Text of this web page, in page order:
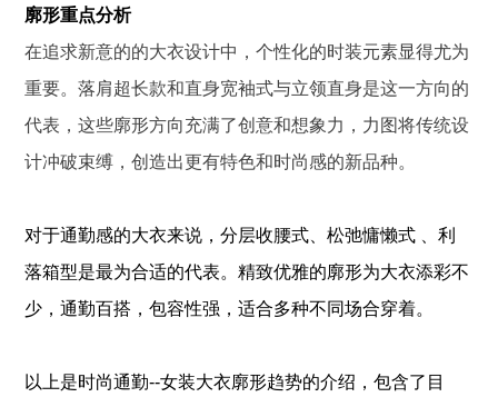
廓形重点分析
在追求新意的的大衣设计中，个性化的时装元素显得尤为
重要。落肩超长款和直身宽袖式与立领直身是这一方向的
代表，这些廓形方向充满了创意和想象力，力图将传统设
计冲破束缚，创造出更有特色和时尚感的新品种。
对于通勤感的大衣来说，分层收腰式 、松弛慵懒式 、利
落箱型是最为合适的代表。精致优雅的廓形为大衣添彩不
少，通勤百搭，包容性强，适合多种不同场合穿着。
以上是时尚通勤--女装大衣廓形趋势的介绍，包含了 目